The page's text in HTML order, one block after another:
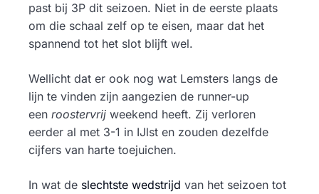
past bij 3P dit seizoen. Niet in de eerste plaats
om die schaal zelf op te eisen, maar dat het
spannend tot het slot blijft wel.
Wellicht dat er ook nog wat Lemsters langs de
lijn te vinden zijn aangezien de runner-up
een roostervrij weekend heeft. Zij verloren
eerder al met 3-1 in IJlst en zouden dezelfde
cijfers van harte toejuichen.
In wat de slechtste wedstrijd van het seizoen tot